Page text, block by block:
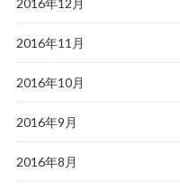
2016年12月
2016年11月
2016年10月
2016年9月
2016年8月